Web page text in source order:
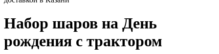
Набор шаров на День
рождения с трактором